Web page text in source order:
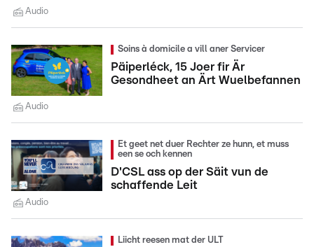
Audio
Soins à domicile a vill aner Servicer
Päiperléck, 15 Joer fir Är
Gesondheet an Ärt Wuelbefannen
Audio
Et geet net duer Rechter ze hunn, et muss
een se och kennen
D'CSL ass op der Säit vun de
schaffende Leit
Audio
Liicht reesen mat der ULT